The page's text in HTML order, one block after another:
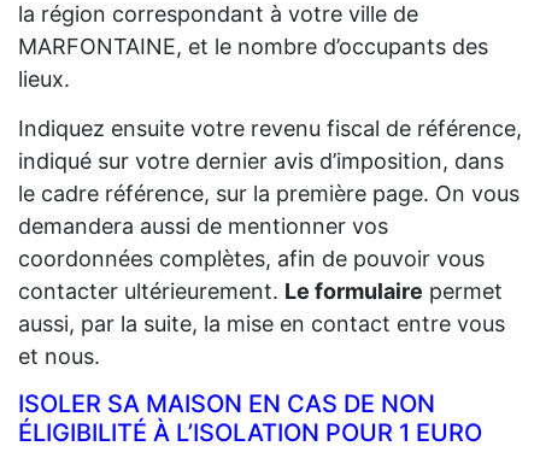
la région correspondant à votre ville de
MARFONTAINE, et le nombre d’occupants des
lieux.
Indiquez ensuite votre revenu fiscal de référence,
indiqué sur votre dernier avis d’imposition, dans
le cadre référence, sur la première page. On vous
demandera aussi de mentionner vos
coordonnées complètes, afin de pouvoir vous
contacter ultérieurement. Le formulaire permet
aussi, par la suite, la mise en contact entre vous
et nous.
ISOLER SA MAISON EN CAS DE NON
ÉLIGIBILITÉ À L’ISOLATION POUR 1 EURO